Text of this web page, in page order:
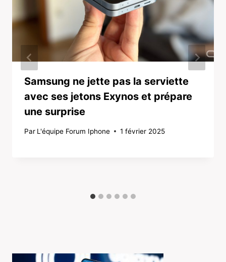
Samsung ne jette pas la serviette
avec ses jetons Exynos et prépare
une surprise
Par L'équipe Forum Iphone 1 février 2025